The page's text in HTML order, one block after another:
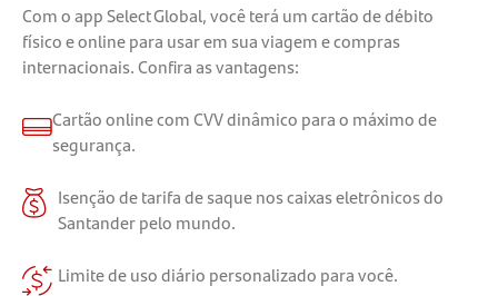
Com o app Select Global, você terá um cartão de débito
físico e online para usar em sua viagem e compras
internacionais. Confira as vantagens:
Cartão online com CVV dinâmico para o máximo de
segurança.
Isenção de tarifa de saque nos caixas eletrônicos do
Santander pelo mundo.
Limite de uso diário personalizado para você.